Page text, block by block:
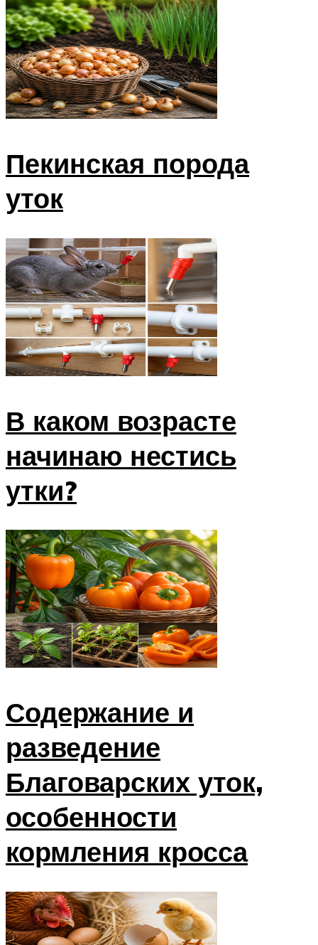
Пекинская порода
уток
В каком возрасте
начинаю нестись
утки?
Содержание и
разведение
Благоварских уток,
особенности
кормления кросса